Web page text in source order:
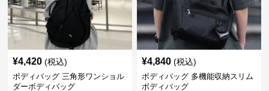
¥4,420 (税込)
ボディバッグ 三角形ワンショル
ダーボディバッグ
¥4,840 (税込)
ボディバッグ 多機能収納スリム
ボディバッグ